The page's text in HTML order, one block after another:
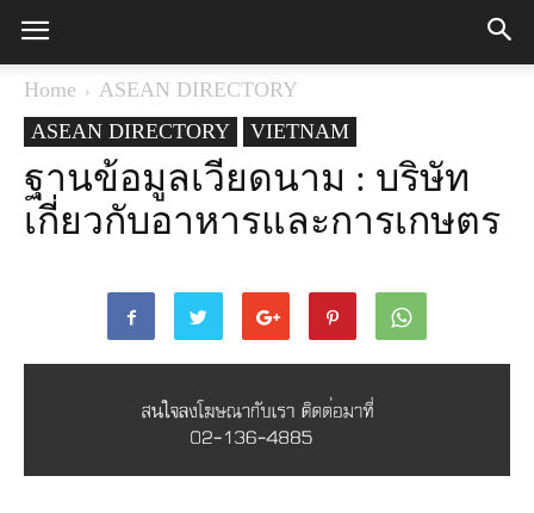
Home
ASEAN DIRECTORY
ASEAN DIRECTORY
VIETNAM
ฐานข้อมูลเวียดนาม : บริษัท
เกี่ยวกับอาหารและการเกษตร